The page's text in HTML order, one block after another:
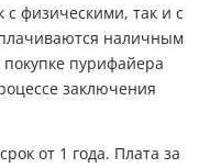
с физическими, так и с
наличным
пурифайера
заключения
от 1 года. Плата за